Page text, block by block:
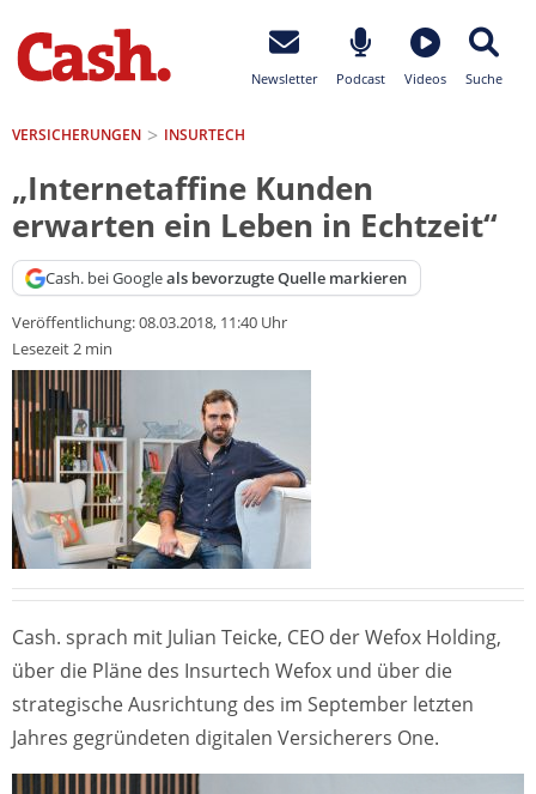
Newsletter Podcast Videos Suche
VERSICHERUNGEN INSURTECH
„Internetaffine Kunden
erwarten ein Leben in Echtzeit“
Cash. bei Googleals bevorzugte Quelle markieren
Veröffentlichung:08.03.2018, 11:40 Uhr
Lesezeit 2 min
Cash. sprach mit Julian Teicke, CEO der Wefox Holding,
über die Pläne des Insurtech Wefox und über die
strategische Ausrichtung des im September letzten
Jahres gegründeten digitalen Versicherers One.